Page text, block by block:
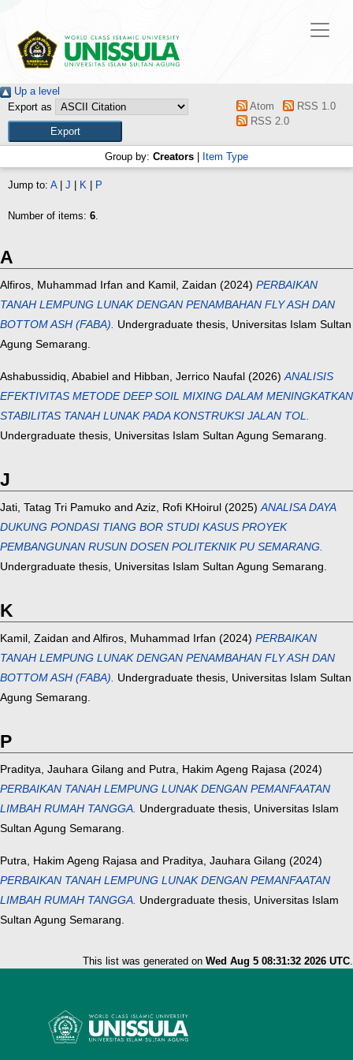
Up a level
Export as
Atom
RSS 1.0
RSS 2.0
Group by: Creators Item Type
Jump to: A| J K P
Number of items: 6.
A
Alfiros, Muhammad Irfan and Kamil, Zaidan (2024) PERBAIKAN
TANAH LEMPUNG LUNAK DENGAN PENAMBAHAN FLY ASH DAN
BOTTOM ASH (FABA). Undergraduate thesis, Universitas Islam Sultan
Agung Semarang.
Ashabussidiq, Ababiel and Hibban, Jerrico Naufal (2026)ANALISIS
EFEKTIVITAS METODE DEEP SOIL MIXING DALAM MENINGKATKAN
STABILITAS TANAH LUNAK PADA KONSTRUKSI JALAN TOL.
Undergraduate thesis, Universitas Islam Sultan Agung Semarang.
J
Jati, Tatag Tri Pamuko and Aziz, Rofi KHoirul (2025)ANALISA DAYA
DUKUNG PONDASI TIANG BOR STUDI KASUS PROYEK
PEMBANGUNAN RUSUN DOSEN POLITEKNIK PU SEMARANG.
Undergraduate thesis, Universitas Islam Sultan Agung Semarang.
K
Kamil, Zaidan and Alfiros, Muhammad Irfan (2024) PERBAIKAN
TANAH LEMPUNG LUNAK DENGAN PENAMBAHAN FLY ASH DAN
BOTTOM ASH (FABA). Undergraduate thesis, Universitas Islam Sultan
Agung Semarang.
P
Praditya, Jauhara Gilang and Putra, Hakim Ageng Rajasa (2024)
PERBAIKAN TANAH LEMPUNG LUNAK DENGAN PEMANFAATAN
LIMBAH RUMAH TANGGA. Undergraduate thesis, Universitas Islam
Sultan Agung Semarang.
Putra, Hakim Ageng Rajasa and Praditya, Jauhara Gilang (2024)
PERBAIKAN TANAH LEMPUNG LUNAK DENGAN PEMANFAATAN
LIMBAH RUMAH TANGGA. Undergraduate thesis, Universitas Islam
Sultan Agung Semarang.
This list was generated on Wed Aug 5 08:31:32 2026 UTC.